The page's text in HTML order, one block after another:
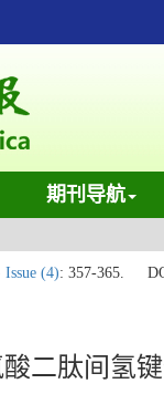
期刊导航
Issue (4): 357-365.
二肽间氢